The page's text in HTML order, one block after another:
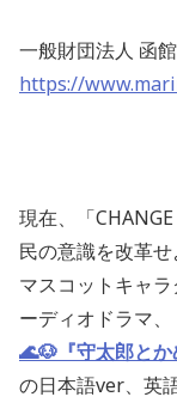
一般財団法人 函
https://
現在、「
民の意識を改革
マスコットキャ
ーディオドラマ、
🌊🐶『守太郎と
の日本語ver、英